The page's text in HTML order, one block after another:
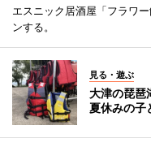
エスニック居酒屋「フラワ
ンする。
見る・遊ぶ
大津の琵琶
夏休みの子